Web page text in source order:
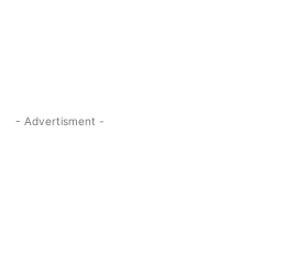
- Advertisment -